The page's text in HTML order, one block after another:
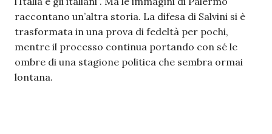
raccontano un’altra storia. La difesa di Salvini si è
trasformata in una prova di fedeltà per pochi,
mentre il processo continua portando con sé le
ombre di una stagione politica che sembra ormai
lontana.